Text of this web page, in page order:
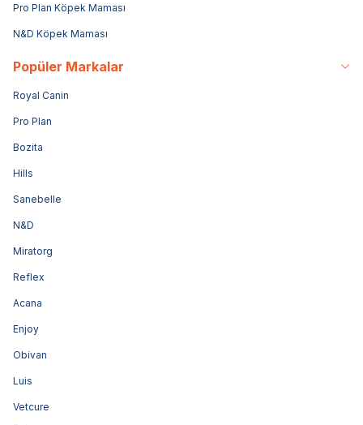
Pro Plan Köpek Maması
N&D Köpek Maması
Popüler Markalar
Royal Canin
Pro Plan
Bozita
Hills
Sanebelle
N&D
Miratorg
Reflex
Acana
Enjoy
Obivan
Luis
Vetcure